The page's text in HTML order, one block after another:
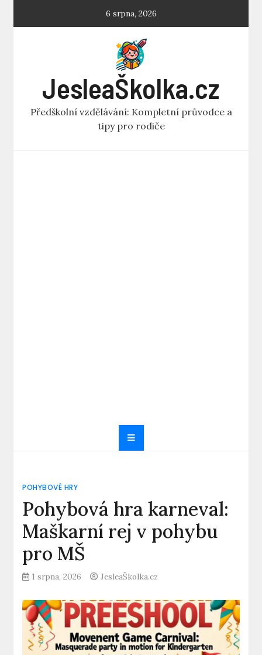
6 srpna, 2026
JesleaŠkolka.cz
Předškolní vzdělávání: Kompletní průvodce a
tipy pro rodiče
POHYBOVÉ HRY
Pohybová hra karneval:
Maškarní rej v pohybu
pro MŠ
1 srpna, 2026 JesleaŠkolka.cz